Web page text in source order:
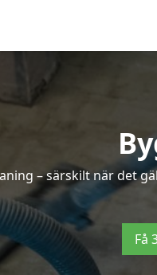
– särskilt när det
Få